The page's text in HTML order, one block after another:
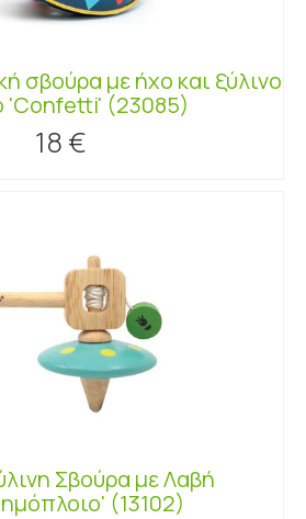
σβούρα με ήχο και ξύλινο
'Confetti' (23085)
18 €
Σβούρα με Λαβή
(13102)